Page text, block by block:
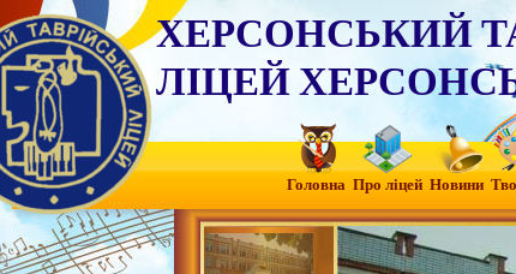
ХЕРСОНСЬКИЙ
ЛІЦЕЙ
Головна Про ліцей Новини